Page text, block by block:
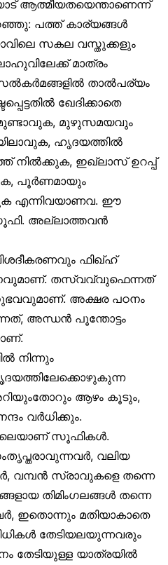
ആത്മീയതയെന്താണെന്ന്
പത്ത് കാര്യങ്ങൾ
സകല വസ്തുക്കളും
മാത്രം
താൽപര്യം
ഖേദിക്കാതെ
മുഴുസമയവും
ഹൃദയത്തിൽ
നിൽക്കുക, ഇഖ്‌ലാസ് ഉറപ്പ്
പൂർണമായും
എന്നിവയാണവ. ഈ
അല്ലാത്തവൻ
ഫിഖ്ഹ്
തസ്വവ്വുഫെന്നത്
അക്ഷര പഠനം
അന്ധൻ പൂന്തോട്ടം
നിന്നും
ആഴം കൂടും,
വർധിക്കും.
സൂഫികൾ.
വലിയ
വമ്പൻ സ്രാവുകളെ തന്നെ
തിമിംഗലങ്ങൾ തന്നെ
ഇതൊന്നും മതിയാകാതെ
തേടിയലയുന്നവരും
തേടിയുള്ള യാത്രയിൽ